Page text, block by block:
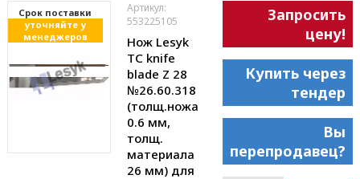
Cрок поставки
уточняйте у
менеджеров
Артикул:
553225105
Нож Lesyk
TC knife
blade Z 28
№26.60.318
(толщ.ножа
0.6 мм,
толщ.
материала
26 мм) для
Запросить
цену!
Купить через
тендер
Вы
перепродавец?